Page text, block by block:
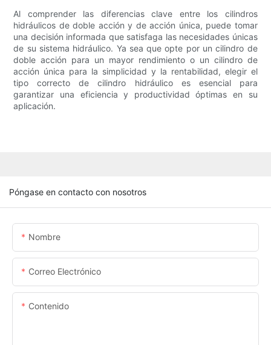
Al comprender las diferencias clave entre los cilindros
hidráulicos de doble acción y de acción única, puede tomar
una decisión informada que satisfaga las necesidades únicas
de su sistema hidráulico. Ya sea que opte por un cilindro de
doble acción para un mayor rendimiento o un cilindro de
acción única para la simplicidad y la rentabilidad, elegir el
tipo correcto de cilindro hidráulico es esencial para
garantizar una eficiencia y productividad óptimas en su
aplicación.
Póngase en contacto con nosotros
Nombre
Correo Electrónico
Contenido